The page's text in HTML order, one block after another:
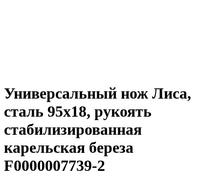
Универсальный нож Лиса,
сталь 95х18, рукоять
стабилизированная
карельская береза
F0000007739-2